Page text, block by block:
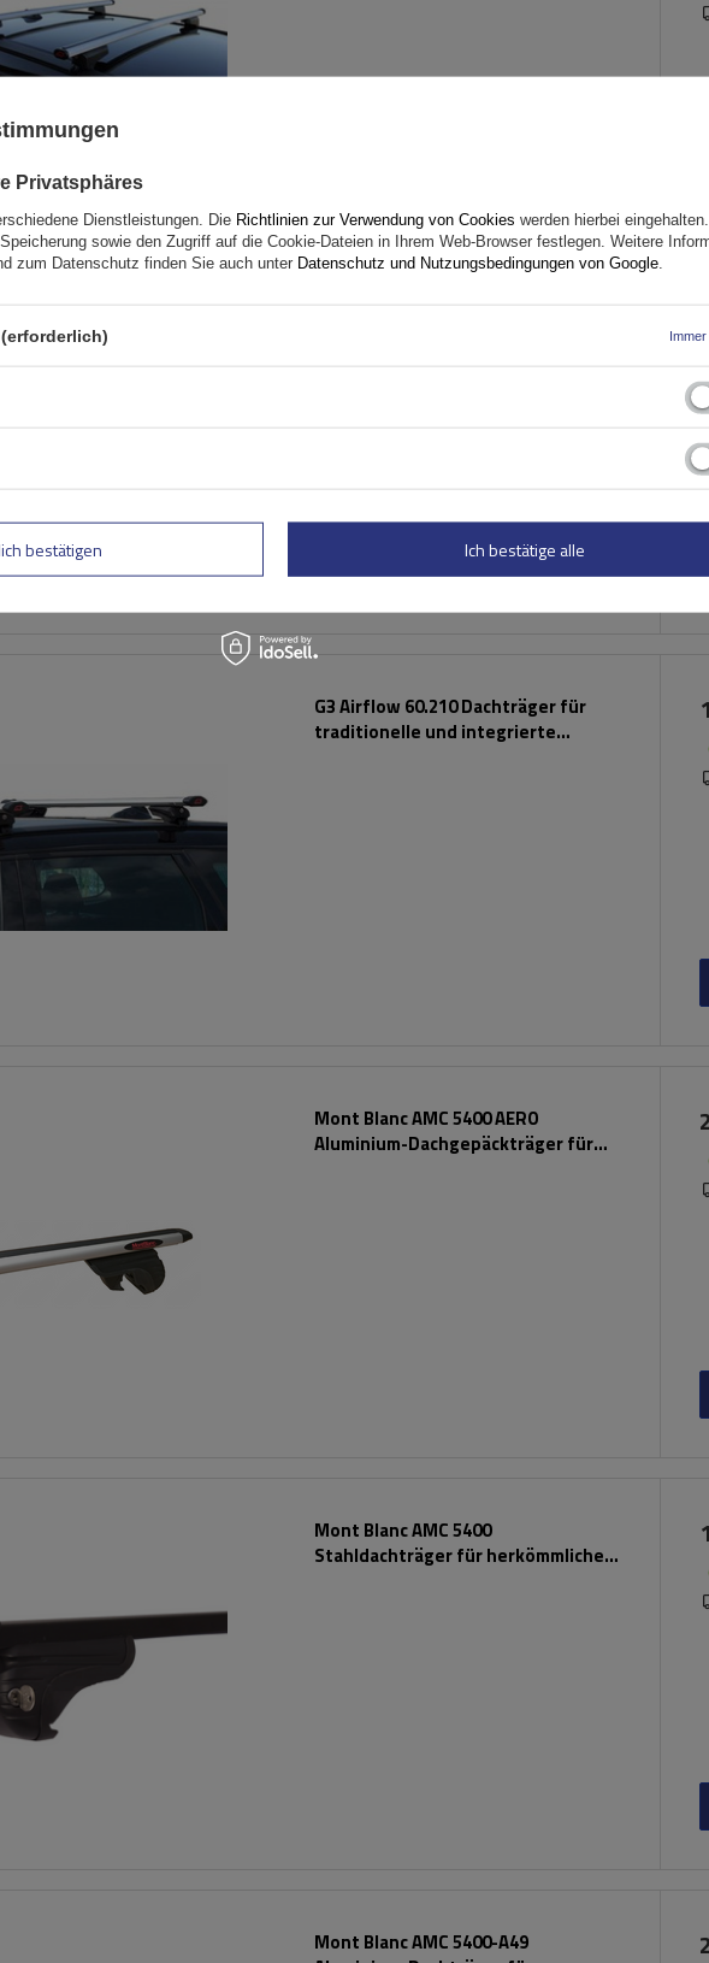
G3 Airflow 60.210 Dachträger für
traditionelle und integrierte
Mont Blanc AMC 5400 AERO
Aluminium-Dachgepäckträger für
Mont Blanc AMC 5400
Stahldachträger für herkömmliche
Mont Blanc AMC 5400-A49
Privatsphäres
Dienstleistungen. Die Richtlinien zur Verwendung von Cookies werden hierbei
sowie den Zugriff auf die Cookie-Dateien in Ihrem Web-Browser festlegen. Weitere
zum Datenschutz finden Sie auch unter Datenschutz und Nutzungsbedingungen von Google
bestätigen Ich bestätige alle